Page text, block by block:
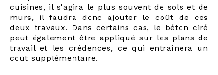
cuisines, il s'agira le plus souvent de sols et de
murs, il faudra donc ajouter le coût de ces
deux travaux. Dans certains cas, le béton ciré
peut également être appliqué sur les plans de
travail et les crédences, ce qui entraînera un
coût supplémentaire.